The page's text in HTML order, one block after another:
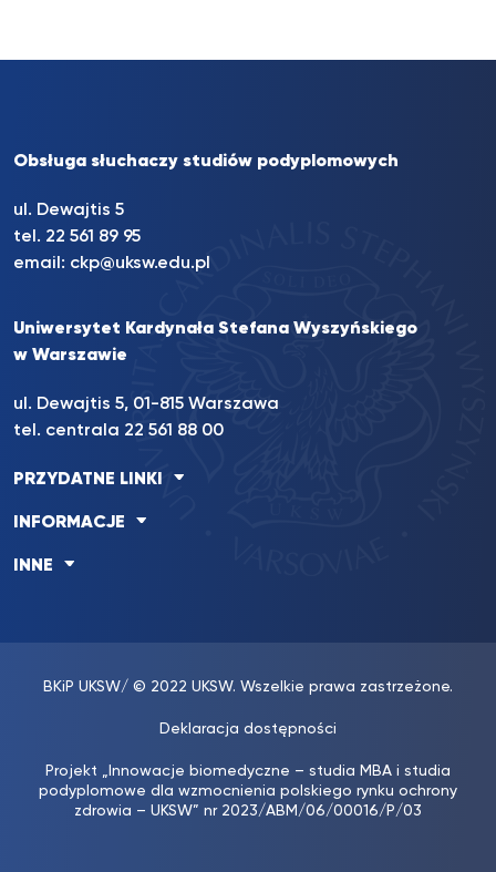
Obsługa słuchaczy studiów podyplomowych
ul. Dewajtis 5
tel. 22 561 89 95
email: ckp@uksw.edu.pl
Uniwersytet Kardynała Stefana Wyszyńskiego
w Warszawie
ul. Dewajtis 5, 01-815 Warszawa
tel. centrala 22 561 88 00
PRZYDATNE LINKI
INFORMACJE
INNE
BKiP UKSW/ © 2022 UKSW. Wszelkie prawa zastrzeżone.
Deklaracja dostępności
Projekt „Innowacje biomedyczne – studia MBA i studia
podyplomowe dla wzmocnienia polskiego rynku ochrony
zdrowia – UKSW” nr 2023/ABM/06/00016/P/03